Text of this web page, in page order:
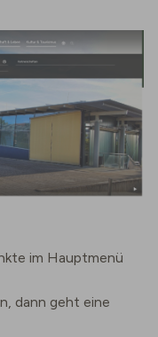
im Hauptmenü
dann geht eine